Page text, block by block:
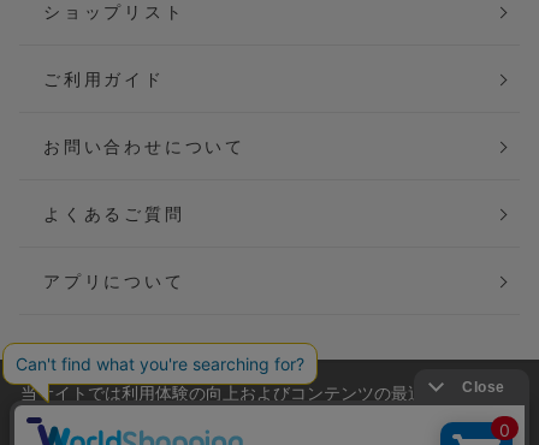
ショップリスト
ご利用ガイド
お問い合わせについて
よくあるご質問
アプリについて
会社概要
当サイトでは利用体験の向上およびコンテンツの最適な提供、ト
ラフィックの分析を目的としてCookieを使用しています。